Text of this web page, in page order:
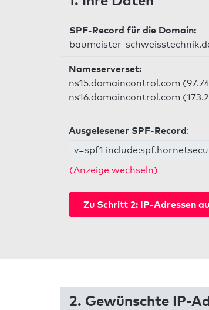
SPF-Record für die Domain:
baumeister-
Nameserverset:
ns15.domaincontrol.com
ns16.domaincontrol.com
Ausgelesener SPF-Record:
v=spf1
(Anzeige wechseln)
Zu Schritt 2: IP-Adressen
2. Gewünschte IP-